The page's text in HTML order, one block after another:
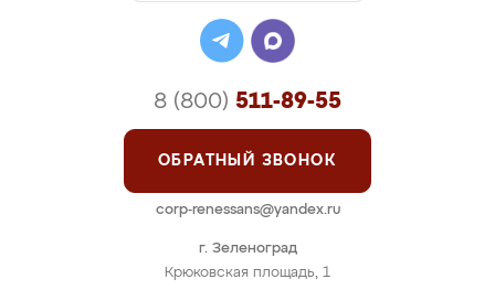
г. Зеленоград
Крюковская площадь, 1
8 (800) 511-89-55
ОБРАТНЫЙ ЗВОНОК
corp-renessans@yandex.ru